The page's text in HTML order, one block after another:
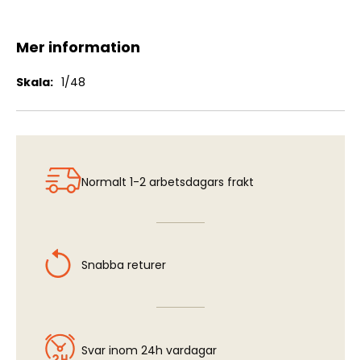
Mer information
Mer
1/48
Normalt 1-2 arbetsdagars frakt
Snabba returer
Svar inom 24h vardagar